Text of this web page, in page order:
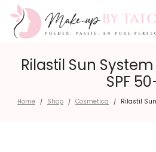
Rilastil Sun
SPF
Home / Shop / Cosmetica / Rilastil